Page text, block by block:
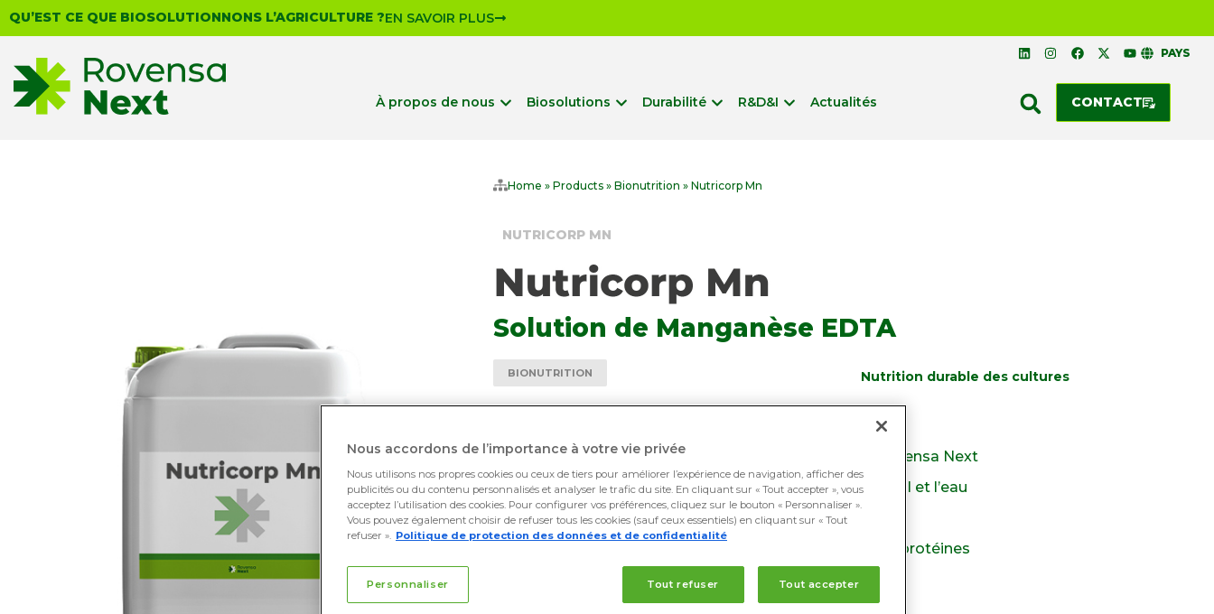
QU’EST CE QUE BIOSOLUTIONNONS L’AGRICULTURE ?EN SAVOIR PLUS
PAYS
À propos de nous Biosolutions Durabilité R&D&I Actualités CONTACT
Home » Products » Bionutrition » Nutricorp Mn
NUTRICORP MN
Solution de Manganèse EDTA
BIONUTRITION Nutrition durable des cultures
Action rapide et persistante à une faible dose
Qualité des chélates garantie : Formulation Rovensa Next
Mn protégé contre les antagonismes dans le sol et l’eau
Stimule la photosynthèse
Favorise la synthèse des acides aminés et des protéines
Nous accordons de l’importance à votre vie privée
Nous utilisons nos propres cookies ou ceux de tiers pour améliorer l’expérience de navigation, afficher des
publicités ou du contenu personnalisés et analyser le trafic du site. En cliquant sur « Tout accepter », vous
acceptez l’utilisation des cookies. Pour configurer vos préférences, cliquez sur le bouton « Personnaliser ».
Vous pouvez également choisir de refuser tous les cookies (sauf ceux essentiels) en cliquant sur « Tout
refuser ». Politique de protection des données et de confidentialité
Personnaliser Tout refuser Tout accepter